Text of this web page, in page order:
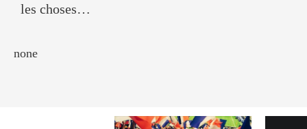
les choses…
none